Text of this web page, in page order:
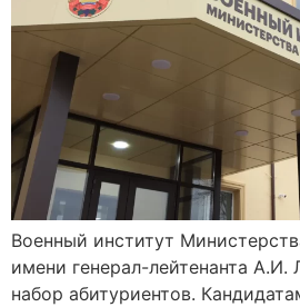
Военный институт
имени генерал-лейтенанта А.И.
набор абитуриентов.